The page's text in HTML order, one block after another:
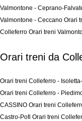
Valmontone - Ceprano-
Valmontone - Ceccano Orari
Colleferro Orari treni
Orari treni da
Orari treni Colleferro -
Orari treni Colleferro -
CASSINO Orari treni
Castro-Pofi Orari treni